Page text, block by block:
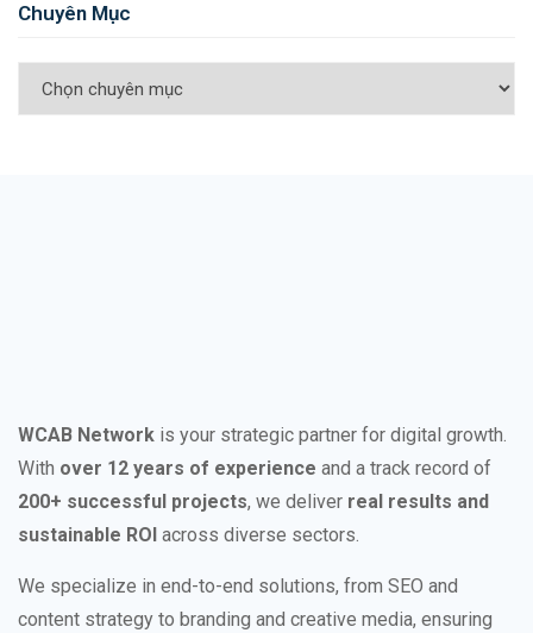
Chuyên Mục
WCAB Network is your strategic partner for digital growth.
With over 12 years of experience and a track record of
200+ successful projects, we deliver real results and
sustainable ROI across diverse sectors.
We specialize in end-to-end solutions, from SEO and
content strategy to branding and creative media, ensuring